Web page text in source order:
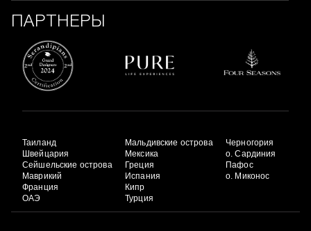
ПАРТНЕРЫ
Таиланд
Швейцария
Сейшельские острова
Маврикий
Франция
ОАЭ
Мальдивские острова
Мексика
Греция
Испания
Кипр
Турция
Черногория
о. Сардиния
Пафос
о. Миконос